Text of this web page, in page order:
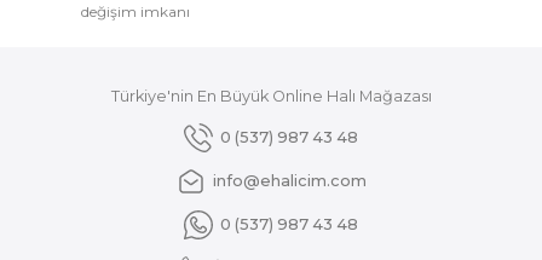
Gönder
değişim imkanı
Türkiye'nin En Büyük Online Halı Mağazası
0 (537) 987 43 48
info@ehalicim.com
0 (537) 987 43 48